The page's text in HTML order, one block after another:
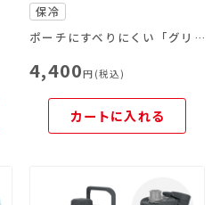
保冷
ポーチにすべりにくい「グリップサポート」を採用！さらに飲みやすくなりました。
4,400円(税込)
カートに入れる